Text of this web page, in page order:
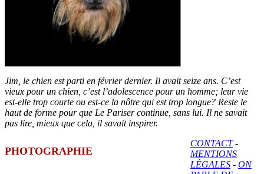
Jim, le chien est parti en février dernier. Il avait seize ans. C’est
vieux pour un chien, c’est l’adolescence pour un homme; leur vie
est-elle trop courte ou est-ce la nôtre qui est trop longue? Reste le
haut de forme pour que Le Pariser continue, sans lui. Il ne savait
pas lire, mieux que cela, il savait inspirer.
PHOTOGRAPHIE
CONTACT-
MENTIONS
LÉGALES - ON